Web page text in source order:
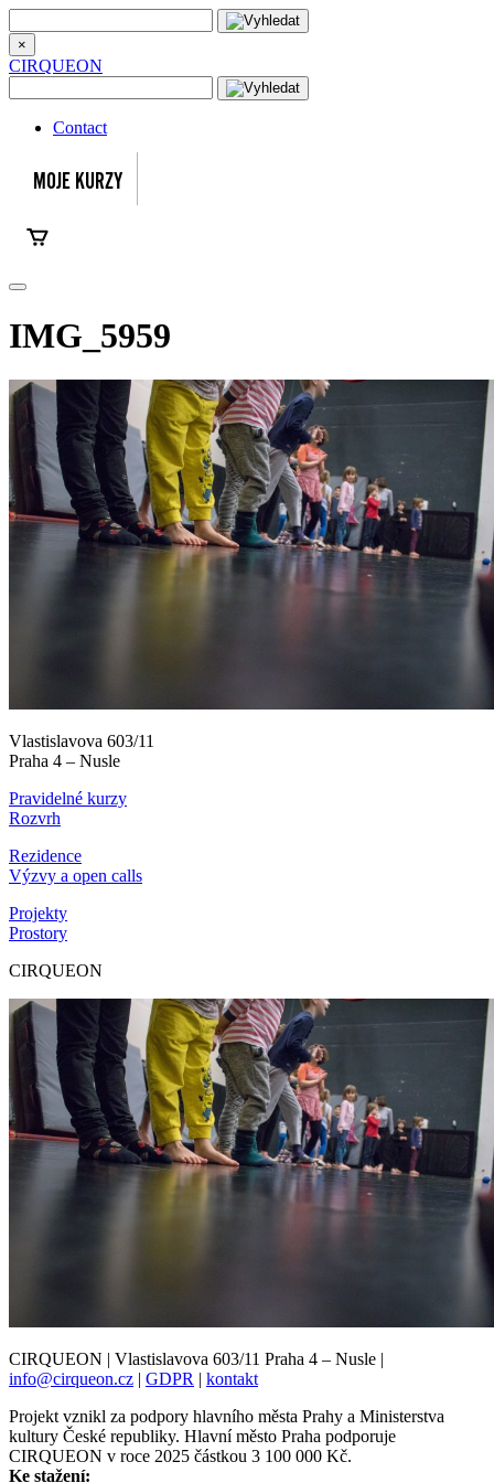
×
CIRQUEON
Contact
IMG_5959
Vlastislavova 603/11
Praha 4 – Nusle
Pravidelné kurzy
Rozvrh
Rezidence
Výzvy a open calls
Projekty
Prostory
CIRQUEON
CIRQUEON | Vlastislavova 603/11 Praha 4 – Nusle |
info@cirqueon.cz | GDPR | kontakt
Projekt vznikl za podpory hlavního města Prahy a Ministerstva
kultury České republiky. Hlavní město Praha podporuje
CIRQUEON v roce 2025 částkou 3 100 000 Kč.
Ke stažení: